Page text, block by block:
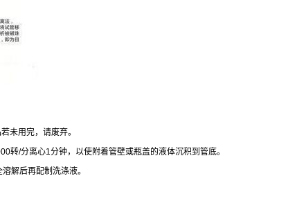
未用完，请废弃。
转/分离心1 分钟，以使附着管壁或瓶盖的液体沉积到管底。
解后再配制洗涤液。